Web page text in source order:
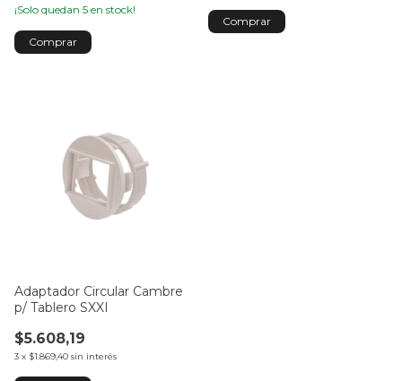
¡Solo quedan 5 en stock!
Adaptador Circular Cambre
p/ Tablero SXXI
$5.608,19
3 x $1.869,40 sin interés